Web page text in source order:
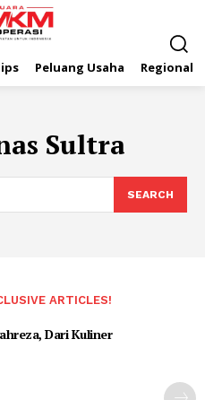
Peluang Usaha Regional
Sultra
SEARCH
ARTICLES!
Dari Kuliner